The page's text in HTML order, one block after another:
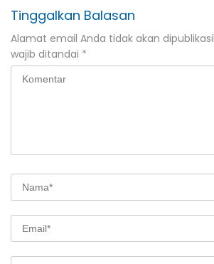
Tinggalkan Balasan
Alamat email Anda tidak akan
wajib ditandai *